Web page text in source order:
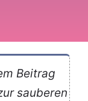
Beitrag
sauberen